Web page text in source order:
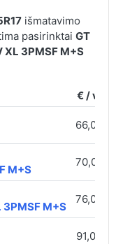
išmatavimo
pasirinktai GT
XL 3PMSF M+S
€ / vnt.
66,00 €
M+S
70,00 €
3PMSF M+S
76,00 €
91,00 €